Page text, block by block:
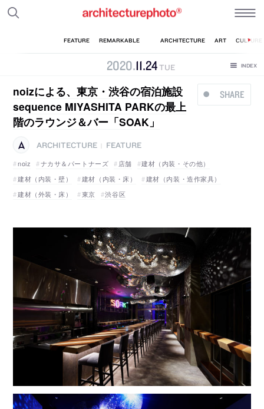
2020.11.24TUE
SHARE
noizによる、東京・渋谷の宿泊施設
sequence MIYASHITA PARKの最上
階のラウンジ＆バー「SOAK」
ARCHITECTURE
FEATURE
noiz
ナカサ＆パートナーズ 店舗
建材（内装・その他）
建材（内装・壁）
建材（内装・床）
建材（内装・造作家具）
建材（外装・床）
東京 渋谷区